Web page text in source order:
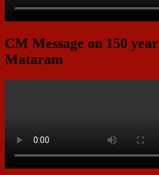
CM Message on 150
Mataram